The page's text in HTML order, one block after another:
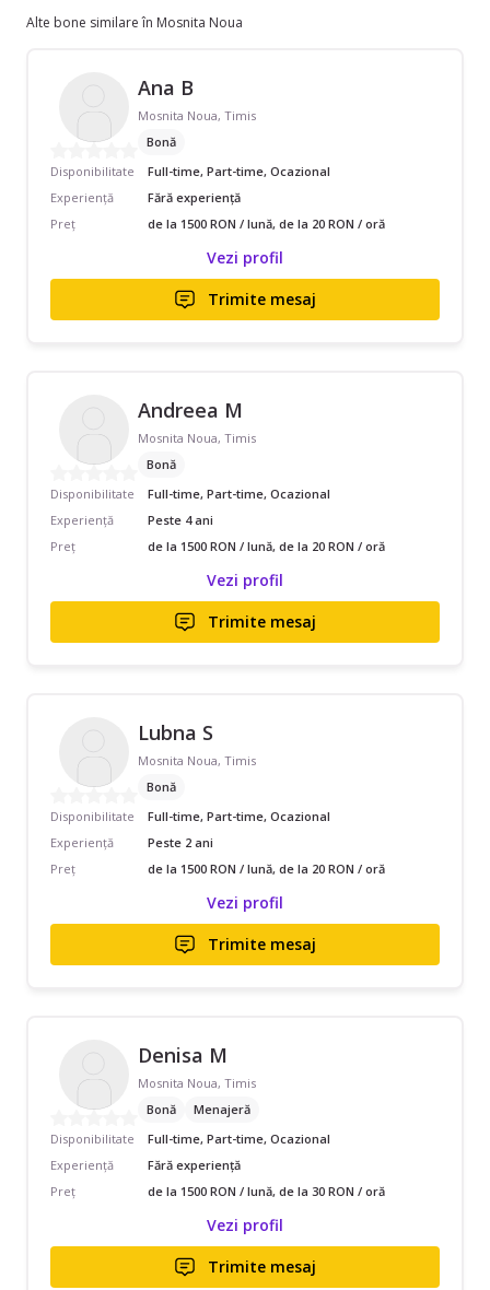
Alte bone similare în Mosnita Noua
Ana B
Mosnita Noua, Timis
Bonă
Disponibilitate
Full-time, Part-time, Ocazional
Experiență
Fără experiență
Preț
de la 1500 RON / lună, de la 20 RON / oră
Vezi profil
Trimite mesaj
Andreea M
Mosnita Noua, Timis
Bonă
Disponibilitate
Full-time, Part-time, Ocazional
Experiență
Peste 4 ani
Preț
de la 1500 RON / lună, de la 20 RON / oră
Vezi profil
Trimite mesaj
Lubna S
Mosnita Noua, Timis
Bonă
Disponibilitate
Full-time, Part-time, Ocazional
Experiență
Peste 2 ani
Preț
de la 1500 RON / lună, de la 20 RON / oră
Vezi profil
Trimite mesaj
Denisa M
Mosnita Noua, Timis
Bonă
Menajeră
Disponibilitate
Full-time, Part-time, Ocazional
Experiență
Fără experiență
Preț
de la 1500 RON / lună, de la 30 RON / oră
Vezi profil
Trimite mesaj